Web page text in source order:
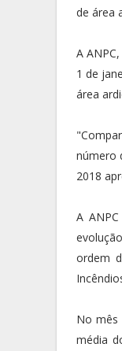
de área
A
1 de
área
número
2018
A
ordem
No mês
média